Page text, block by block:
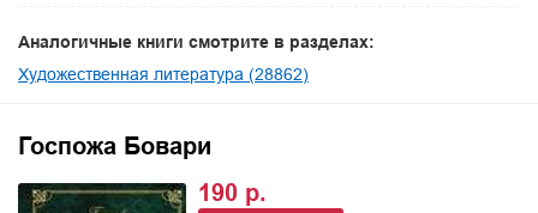
Аналогичные книги смотрите в разделах:
Художественная литература (28862)
Госпожа Бовари
190 р.